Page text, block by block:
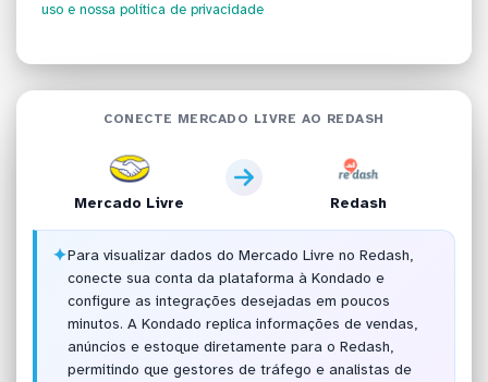
uso e nossa política de privacidade
CONECTE MERCADO LIVRE AO REDASH
Mercado Livre Redash
✦Para visualizar dados do Mercado Livre no Redash,
conecte sua conta da plataforma à Kondado e
configure as integrações desejadas em poucos
minutos. A Kondado replica informações de vendas,
anúncios e estoque diretamente para o Redash,
permitindo que gestores de tráfego e analistas de